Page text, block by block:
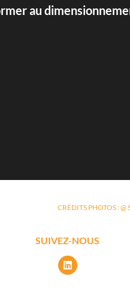
au
CRÉDITS PHOTOS :
SUIVEZ-NOUS